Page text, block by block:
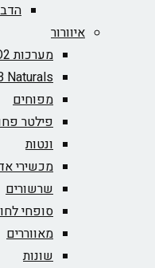
הדברה
איוורור
מערכות CO2
CO2 TNB Naturals
מפוחים
פילטר פחם
מכשירי אדים
שרשורים
סופחי לחות
מאווררים